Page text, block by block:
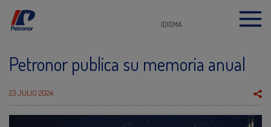
IDIOMA
Petronor publica su memoria anual
23 JULIO 2024